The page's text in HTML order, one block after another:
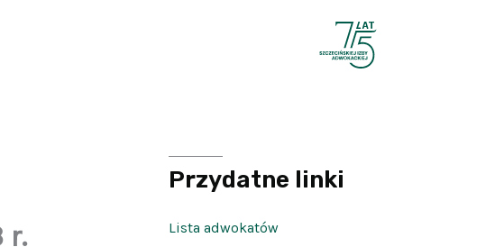
r.
Przydatne linki
Lista adwokatów